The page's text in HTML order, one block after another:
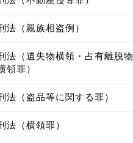
法（親族相盗例）
法（遺失物横領・占有離脱物
領罪）
法（盗品等に関する罪）
法（横領罪）